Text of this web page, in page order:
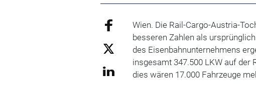
Wien. Die Rail-Cargo-Austria-
besseren Zahlen als
des Eisenbahnunternehmens
insgesamt 347.500 LKW auf der
dies wären 17.000 Fahrzeuge